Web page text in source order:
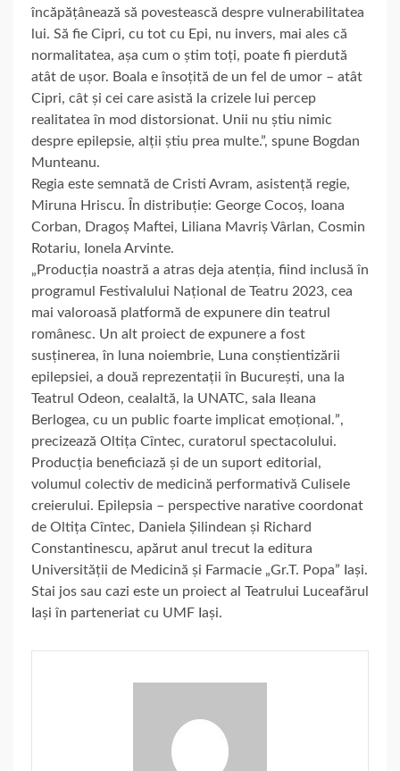
încăpățânează să povestească despre vulnerabilitatea
lui. Să fie Cipri, cu tot cu Epi, nu invers, mai ales că
normalitatea, așa cum o știm toți, poate fi pierdută
atât de ușor. Boala e însoțită de un fel de umor – atât
Cipri, cât și cei care asistă la crizele lui percep
realitatea în mod distorsionat. Unii nu știu nimic
despre epilepsie, alții știu prea multe.”, spune Bogdan
Munteanu.
Regia este semnată de Cristi Avram, asistență regie,
Miruna Hriscu. În distribuție: George Cocoș, Ioana
Corban, Dragoș Maftei, Liliana Mavriș Vârlan, Cosmin
Rotariu, Ionela Arvinte.
„Producția noastră a atras deja atenția, fiind inclusă în
programul Festivalului Național de Teatru 2023, cea
mai valoroasă platformă de expunere din teatrul
românesc. Un alt proiect de expunere a fost
susținerea, în luna noiembrie, Luna conștientizării
epilepsiei, a două reprezentații în București, una la
Teatrul Odeon, cealaltă, la UNATC, sala Ileana
Berlogea, cu un public foarte implicat emoțional.ˮ,
precizează Oltița Cîntec, curatorul spectacolului.
Producția beneficiază și de un suport editorial,
volumul colectiv de medicină performativă Culisele
creierului. Epilepsia – perspective narative coordonat
de Oltița Cîntec, Daniela Șilindean și Richard
Constantinescu, apărut anul trecut la editura
Universității de Medicină și Farmacie „Gr.T. Popaˮ Iași.
Stai jos sau cazi este un proiect al Teatrului Luceafărul
Iași în parteneriat cu UMF Iași.